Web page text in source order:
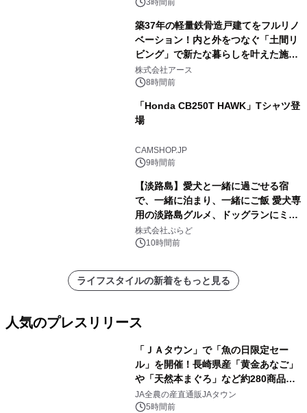
3時間前
築37年の軽量鉄骨造戸建てをフルリノ
ベーション！内と外をつなぐ「土間リ
ビング」で新たな暮らしを叶えた施工
事例を株式会社アースが公開
株式会社アース
8時間前
「Honda CB250T HAWK」Tシャツ登
場
CAMSHOP.JP
9時間前
【淡路島】愛犬と一緒に過ごせる宿
で、一緒に泊まり、一緒にご飯 愛犬専
用の淡路島グルメ、ドッグランにミニ
プール グランピングとトレーラーハウ
スの2施設で
株式会社ぷらど
10時間前
ライフスタイルの新着をもっと見る
人気のプレスリリース
「ＪＡタウン」で「魚の日限定セー
ル」を開催！長崎県産「黄金あなご」
や「天然本まぐろ」など約280商品を
販売！～毎月１０日の定例企画～
JA全農の産直通販JAタウン
5時間前